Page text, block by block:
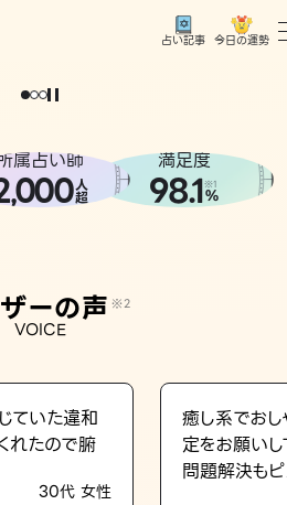
占い記事 今日の運勢
どうせなら
。
属占い師
,000人
超
満足度
98.1※1
%
ーの声 ※2
VOICE
ていた違和
れたので腑
30代 女性
癒し系でおし
定をお願い
問題解決もピ